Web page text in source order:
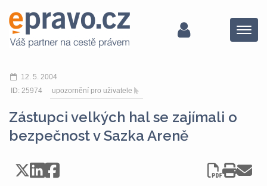
Menu
12. 5. 2004
ID: 25974
upozornění pro uživatele
Zástupci velkých hal se zajímali o
bezpečnost v Sazka Areně